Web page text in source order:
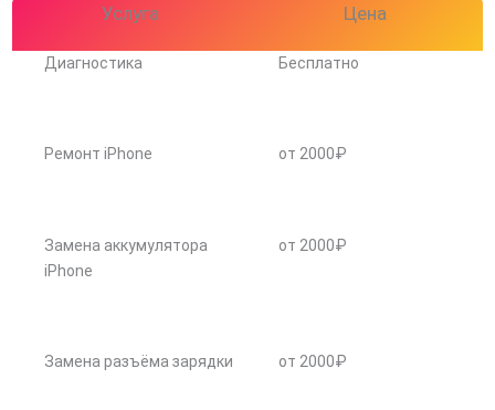
Услуга Цена
Диагностика Бесплатно
Ремонт iPhone от 2000₽
Замена аккумулятора
iPhone
от 2000₽
Замена разъёма зарядки от 2000₽